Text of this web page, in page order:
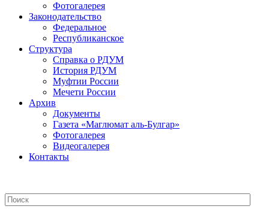
Фотогалерея
Законодательство
Федеральное
Республиканское
Структура
Справка о РДУМ
История РДУМ
Муфтии России
Мечети России
Архив
Документы
Газета «Маглюмат аль-Булгар»
Фотогалерея
Видеогалерея
Контакты